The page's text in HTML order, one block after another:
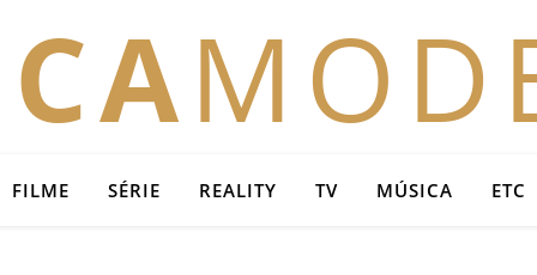
FILME SÉRIE REALITY TV MÚSICA ETC